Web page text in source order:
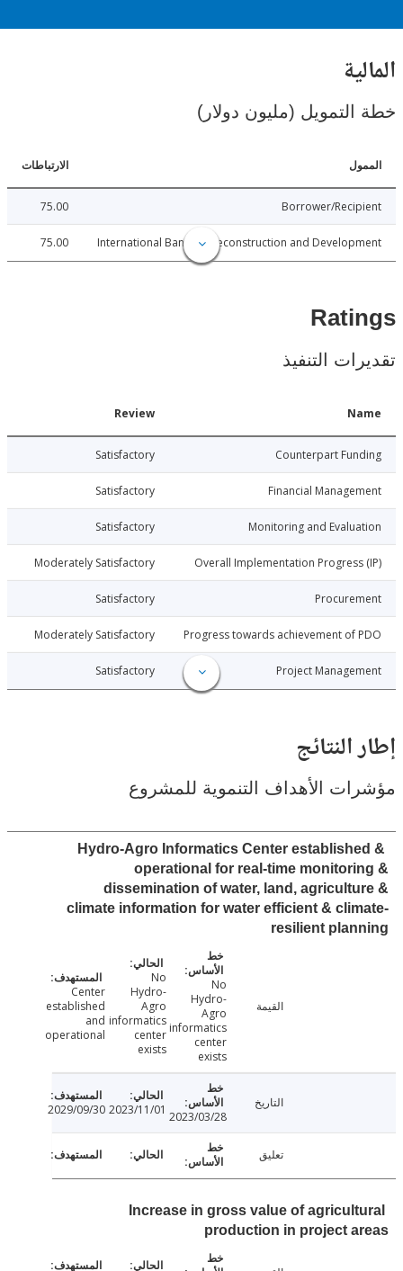
(مليون دولار)
الارتباطات
Borrower/
International Bank for Reconstruction and
75.00
التنفيذ
Counterpart
Satisfactory
Financial
Satisfactory
Monitoring and
Satisfactory
Overall Implementation
Moderately Satisfactory
07-06
Satisfactory
Progress towards achievement of
Moderately Satisfactory
07-06
Project
Satisfactory
الأهداف التنموية للمشروع
Hydro-Agro Informatics Center
operational for real-time
dissemination of water, land,
climate information for water efficient &
resilient
Agro
informatics
No
Hydro-
Agro
informatics
center
exists
Center
established
and
operational
2023/03/28
2023/11/01
2029/09/30
Increase in gross value of
production in project